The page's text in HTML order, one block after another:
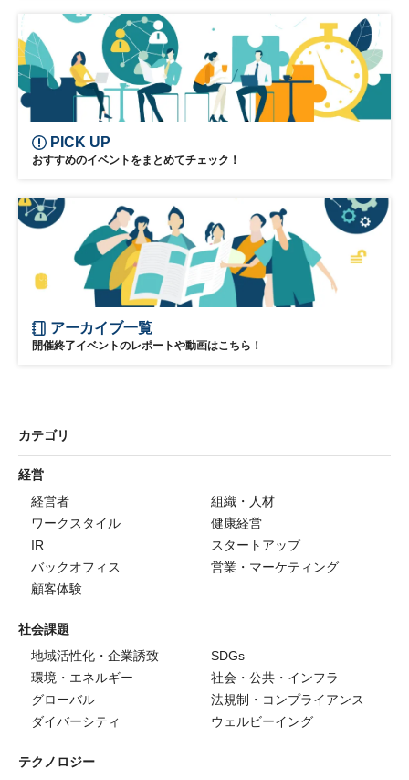
モビリティ
PICK UP
おすすめのイベントをまとめてチェック！
アーカイブ一覧
開催終了イベントのレポートや動画はこちら！
カテゴリ
経営
経営者
組織・人材
ワークスタイル
健康経営
IR
スタートアップ
バックオフィス
営業・マーケティング
顧客体験
社会課題
地域活性化・企業誘致
SDGs
環境・エネルギー
社会・公共・インフラ
グローバル
法規制・コンプライアンス
ダイバーシティ
ウェルビーイング
テクノロジー